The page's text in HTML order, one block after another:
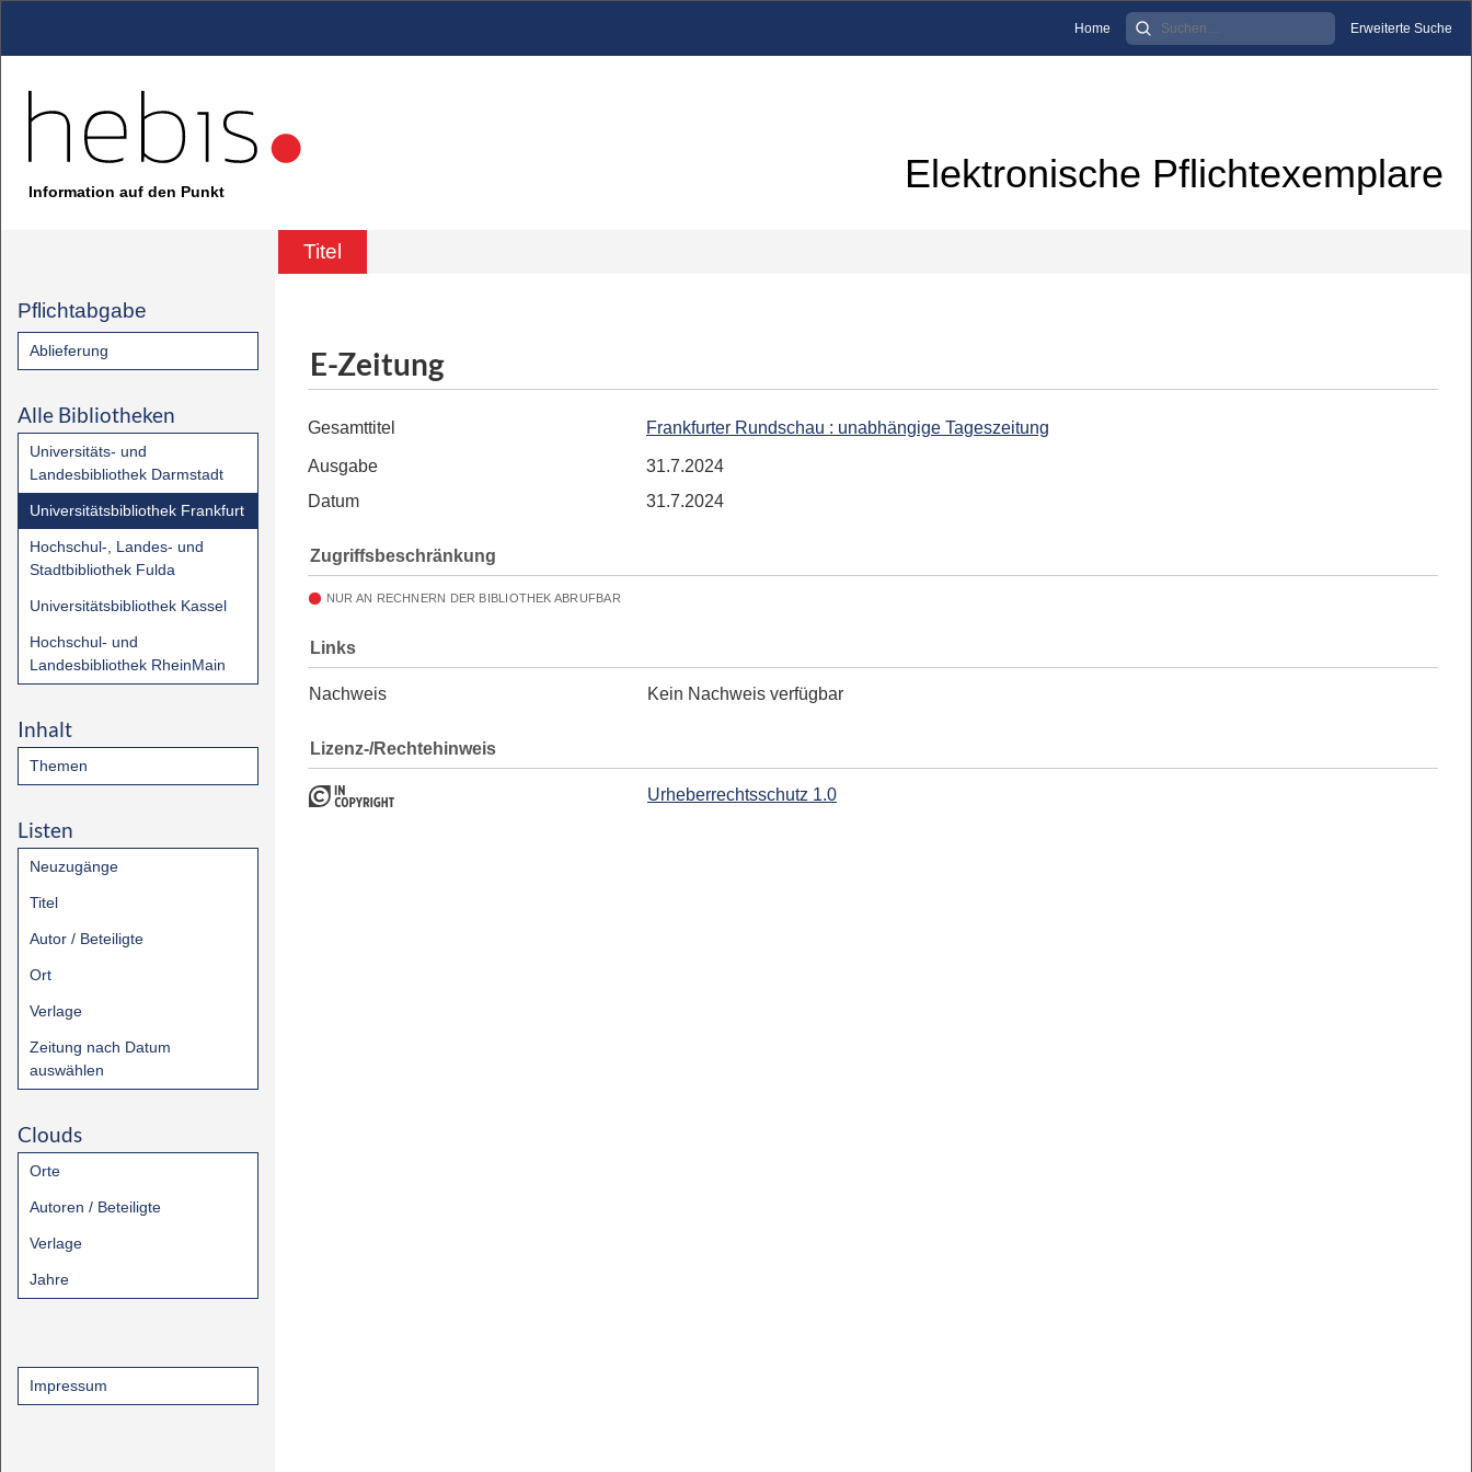
Home Erweiterte Suche
Information auf den Punkt Elektronische Pflichtexemplare
Titel
Pflichtabgabe
Ablieferung
Alle Bibliotheken
Universitäts- und
Landesbibliothek Darmstadt
Universitätsbibliothek Frankfurt
Hochschul-, Landes- und
Stadtbibliothek Fulda
Universitätsbibliothek Kassel
Hochschul- und
Landesbibliothek RheinMain
Inhalt
Themen
Listen
Neuzugänge
Titel
Autor / Beteiligte
Ort
Verlage
Zeitung nach Datum
auswählen
Clouds
Orte
Autoren / Beteiligte
Verlage
Jahre
Impressum
E-Zeitung
Gesamttitel Frankfurter Rundschau : unabhängige Tageszeitung
Ausgabe
31.7.2024
Datum
31.7.2024
Zugriffsbeschränkung
NUR AN RECHNERN DER BIBLIOTHEK ABRUFBAR
Links
Nachweis Kein Nachweis verfügbar
Lizenz-/Rechtehinweis
Urheberrechtsschutz 1.0